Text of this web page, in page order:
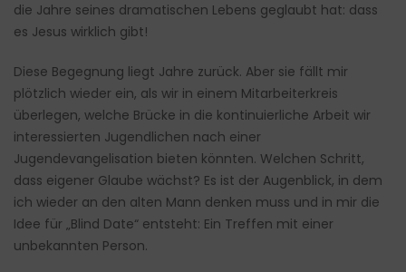
die Jahre seines dramatischen Lebens geglaubt hat: dass
es Jesus wirklich gibt!
Diese Begegnung liegt Jahre zurück. Aber sie fällt mir
plötzlich wieder ein, als wir in einem Mitarbeiterkreis
überlegen, welche Brücke in die kontinuierliche Arbeit wir
interessierten Jugendlichen nach einer
Jugendevangelisation bieten könnten. Welchen Schritt,
dass eigener Glaube wächst? Es ist der Augenblick, in dem
ich wieder an den alten Mann denken muss und in mir die
Idee für „Blind Date“ entsteht: Ein Treffen mit einer
unbekannten Person.